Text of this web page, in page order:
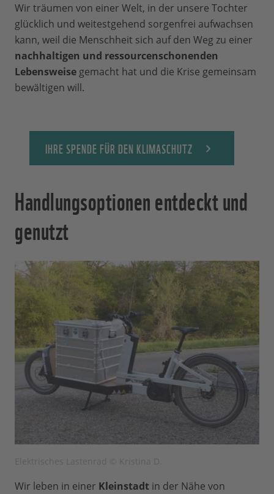
Wir träumen von einer Welt, in der unsere Tochter
glücklich und weitestgehend sorgenfrei aufwachsen
kann, weil die Menschheit sich auf den Weg zu einer
nachhaltigen und ressourcenschonenden
Lebensweise gemacht hat und die Krise gemeinsam
bewältigen will.
IHRE SPENDE FÜR DEN KLIMASCHUTZ
Handlungsoptionen entdeckt und
genutzt
Wir leben in einer Kleinstadt in der Nähe von